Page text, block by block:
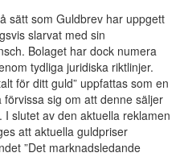
sätt som Guldbrev har uppgett
slarvat med sin
Bolaget har dock numera
tydliga juridiska riktlinjer.
för ditt guld” uppfattas som en
sig om att denne säljer
slutet av den aktuella reklamen
att aktuella guldpriser
”Det marknadsledande